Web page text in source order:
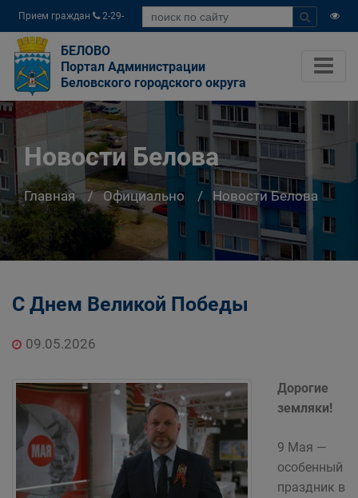
Прием граждан
2-29-
04
БЕЛОВО
Портал Администрации
Беловского городского округа
Новости Белова
Главная Официально Новости Белова
С Днем Великой Победы
09.05.2026
Дорогие
земляки!
9 Мая —
особенный
праздник в